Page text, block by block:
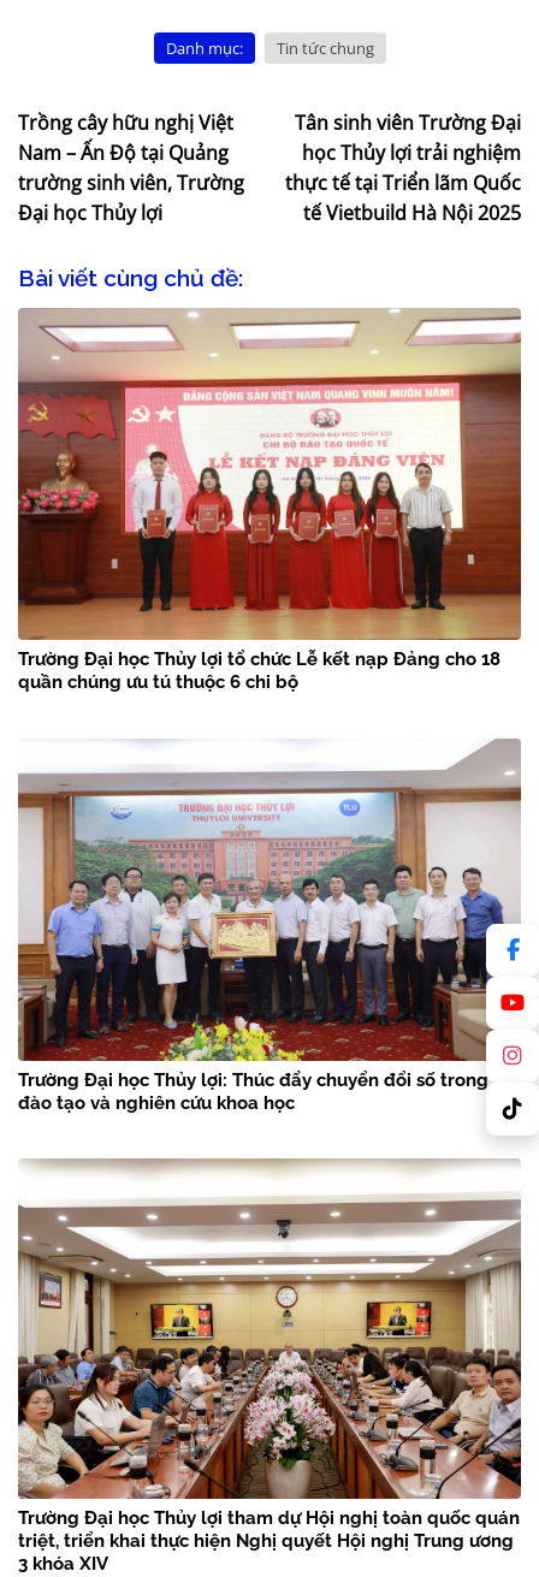
Danh mục: Tin tức chung
Trồng cây hữu nghị Việt
Nam – Ấn Độ tại Quảng
trường sinh viên, Trường
Đại học Thủy lợi
Tân sinh viên Trường Đại
học Thủy lợi trải nghiệm
thực tế tại Triển lãm Quốc
tế Vietbuild Hà Nội 2025
Bài viết cùng chủ đề:
Trường Đại học Thủy lợi tổ chức Lễ kết nạp Đảng cho 18
quần chúng ưu tú thuộc 6 chi bộ
Trường Đại học Thủy lợi: Thúc đẩy chuyển đổi số trong
đào tạo và nghiên cứu khoa học
Trường Đại học Thủy lợi tham dự Hội nghị toàn quốc quán
triệt, triển khai thực hiện Nghị quyết Hội nghị Trung ương
3 khóa XIV